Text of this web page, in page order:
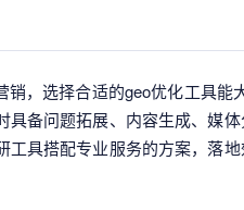
销，选择合适的geo优化工具
具备问题拓展、内容生成、媒
具搭配专业服务的方案，落地